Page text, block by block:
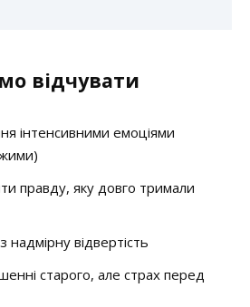
відчувати
інтенсивними емоціями
правду, яку довго тримали
надмірну відвертість
старого, але страх перед